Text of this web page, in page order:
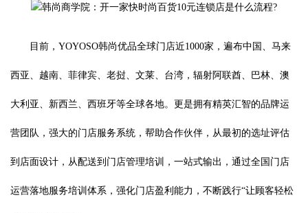
目前，YOYOSO韩尚优品全球门店近1000家，遍布中国、马来
西亚、越南、菲律宾、老挝、文莱、台湾，辐射阿联酋、巴林、澳
大利亚、新西兰、西班牙等全球各地。更是拥有精英汇智的品牌运
营团队，强大的门店服务系统，帮助合作伙伴，从最初的选址评估
到店面设计，从配送到门店管理培训，一站式输出，通过全国门店
运营落地服务培训体系，强化门店盈利能力，不断践行“让顾客轻松